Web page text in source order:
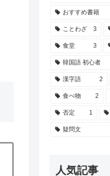
おすすめ書籍
ことわざ 3
食堂 3
韓国語 初心者
漢字語 2
食べ物 2
否定 1
疑問文
人気記事